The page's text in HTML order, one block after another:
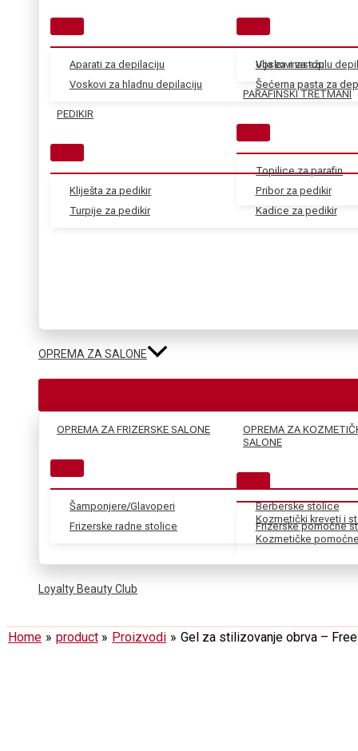
Aparati za depilaciju
Voskovi za hladnu depilaciju
Voskovi za toplu
Šećerna pasta za
PEDIKIR
Kliješta za pedikir
Turpije za pedikir
Pribor za pedikir
Kadice za pedikir
Ulja za masažu
PARAFINSKI TRETMANI
Topilice za parafin
OPREMA ZA SALONE
OPREMA ZA FRIZERSKE SALONE
Šamponjere/Glavoperi
Frizerske radne stolice
Berberske stolice
Frizerske pomoćne
OPREMA ZA
SALONE
Kozmetički kreveti i
Kozmetičke
Loyalty Beauty Club
Home product Proizvodi Gel za stilizovanje obrva –